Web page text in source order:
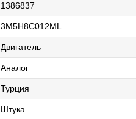
1386837
3M5H8C012ML
Двигатель
Аналог
Турция
Штука